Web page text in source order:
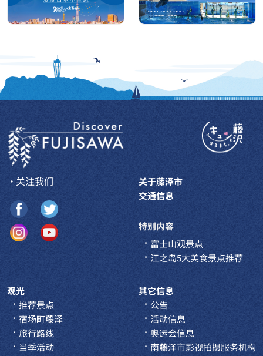
关于藤泽市
交通信息
特别内容
富士山观景点
江之岛5大美食景点推荐
观光
推荐景点
宿场町藤泽
旅行路线
当季活动
其它信息
公告
活动信息
奥运会信息
南藤泽市影视拍摄服务机构
・关注我们